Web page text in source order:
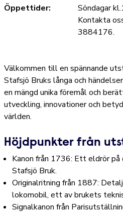
Öppettider:
Söndagar
Kontakta
3884176.
Välkommen till en spännande
Stafsjö Bruks långa och
en mängd unika föremål och
utveckling, innovationer och
världen.
Höjdpunkter från
Kanon från 1736: Ett eldrör
Stafsjö Bruk.
Originalritning från 1887:
lokomobil, ett av brukets
Signalkanon från